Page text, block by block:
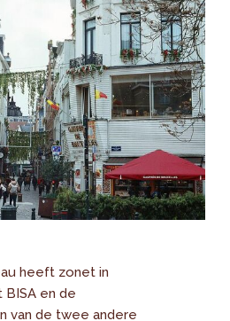
heeft zonet in
BISA en de
van de twee andere